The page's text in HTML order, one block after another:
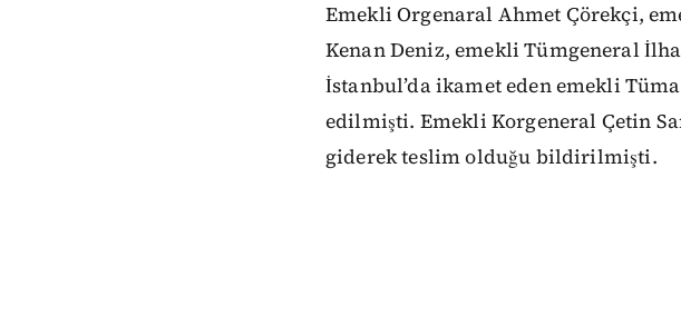
Emekli Orgenaral Ahmet Çörekçi,
Kenan Deniz, emekli Tümgeneral
İstanbul’da ikamet eden emekli
edilmişti. Emekli Korgeneral Çetin
giderek teslim olduğu bildirilmişti.